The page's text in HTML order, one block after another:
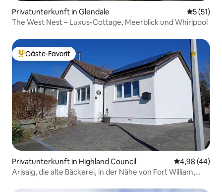
Privatunterkunft in Glendale
5 (51)
The West Nest – Luxus-Cottage, Meerblick und Whirlpool
Beliebter Gäste-Favorit.
Gäste-Favorit
Privatunterkunft in Highland Council
4,98 (44)
Arisaig, die alte Bäckerei, in der Nähe von Fort William,